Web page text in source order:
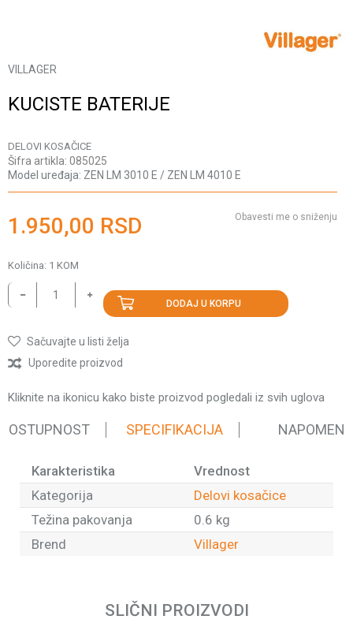
VILLAGER
KUCISTE BATERIJE
DELOVI KOSAČICE
Šifra artikla: 085025
Model uređaja: ZEN LM 3010 E / ZEN LM 4010 E
1.950,00 RSD Obavesti me o sniženju
Količina: 1 KOM
DODAJ U KORPU
Sačuvajte u listi želja
Uporedite proizvod
Kliknite na ikonicu kako biste proizvod pogledali iz svih uglova
SPECIFIKACIJA NAPOMENA
Karakteristika
Vrednost
Kategorija
Delovi kosačice
Težina pakovanja
0.6 kg
Brend
Villager
SLIČNI PROIZVODI